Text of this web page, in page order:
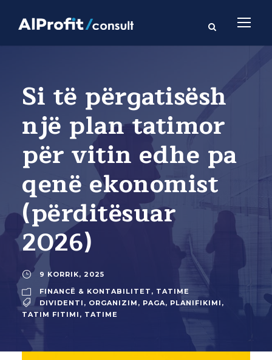
Si të përgatisësh
një plan tatimor
për vitin edhe pa
qenë ekonomist
(përditësuar
2026)
9 KORRIK, 2025
FINANCË & KONTABILITET , TATIME
DIVIDENTI , ORGANIZIM , PAGA, PLANIFIKIMI ,
TATIM FITIMI , TATIME